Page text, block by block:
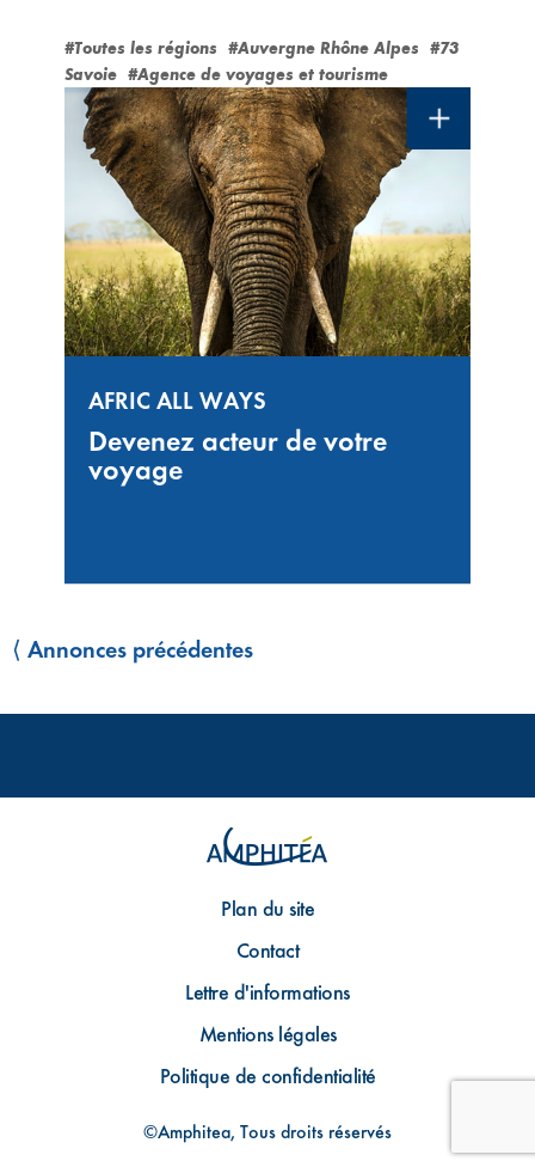
#Toutes les régions #Auvergne Rhône Alpes #73
Savoie #Agence de voyages et tourisme
AFRIC ALL WAYS
Devenez acteur de votre
voyage
⟨ Annonces précédentes
Plan du site
Contact
Lettre d'informations
Mentions légales
Politique de confidentialité
©Amphitea, Tous droits réservés